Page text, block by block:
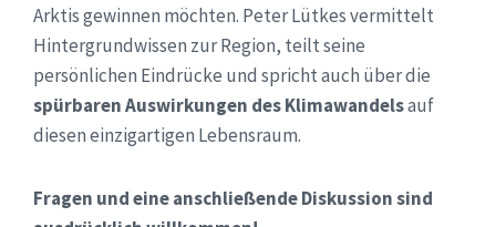
Arktis gewinnen möchten. Peter Lütkes vermittelt
Hintergrundwissen zur Region, teilt seine
persönlichen Eindrücke und spricht auch über die
spürbaren Auswirkungen des Klimawandelsauf
diesen einzigartigen Lebensraum.
Fragen und eine anschließende Diskussion sind